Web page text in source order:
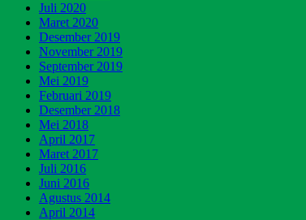
Juli 2020
Maret 2020
Desember 2019
November 2019
September 2019
Mei 2019
Februari 2019
Desember 2018
Mei 2018
April 2017
Maret 2017
Juli 2016
Juni 2016
Agustus 2014
April 2014